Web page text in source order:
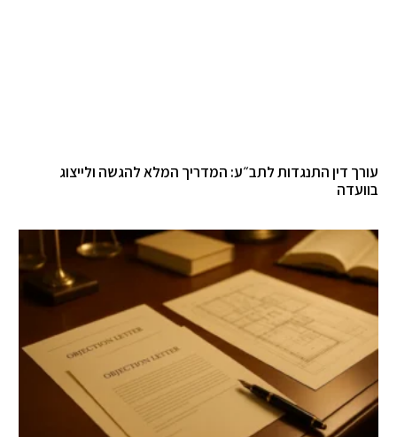
עורך דין התנגדות לתב״ע: המדריך המלא להגשה ולייצוג
בוועדה